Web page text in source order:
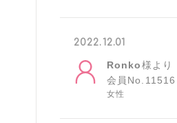
2022.12.01
Ronko様より
会員No.11516
女性